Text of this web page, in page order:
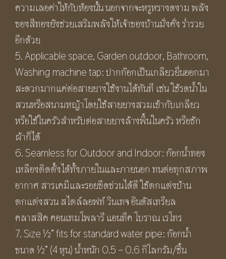
ความเลอค่าให้กับห้องนั้น นอกจากจะหรูหรางดงาม พลัง
ของสีทองยังช่วยเสริมพลังให้เจ้าของบ้านมั่งคั่ง ร่ำรวย
อีกด้วย
5. Applicable space, Garden outdoor, Bathroom,
Washing machine tap: ปากก๊อกเป็นเกลียวยื่นออกมา
สะดวกมากแค่ต่อสายยางใช้งานได้ทันที เช่น ใช้รดน้ำใน
สวนหรือสนามหญ้าโดยใช้สายยางสวมเข้ากับเกลียว
หรือใช้ในครัวสำหรับต่อสายยางล้างพื้นในครัว หรือซัก
ผ้าก็ได้
6. Seamless for Outdoor and Indoor: ก๊อกน้ำทอง
เหลืองติดตั้งได้ทั้งภายในและภายนอก ทนต่อทุกสภาพ
อากาศ สารเคมีและรอยขีดข่วนได้ดี ใช้ตกแต่งบ้าน
ตกแต่งสวน สไตล์ลอฟท์ วินเทจ อินดัสเทรียล
คลาสสิค คอนเทมโพลารี แอนทีค โบราณ เรโทร
7. Size ½” fits for standard water pipe: ก๊อกน้ำ
ขนาด ½” (4 หุน) น้ำหนัก 0.5 – 0.6 กิโลกรัม/ชิ้น